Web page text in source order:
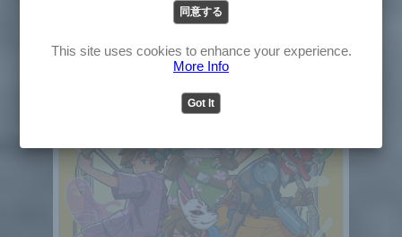
オルタナティブ
English
Japanese
同意する
This site uses cookies to enhance your experience.
More Info
Got It